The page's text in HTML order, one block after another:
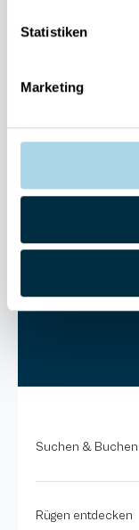
Statistiken
Marketing
Fragen
Suchen & Buchen
Rügen entdecken